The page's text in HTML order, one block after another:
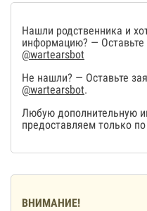
Нашли родственника и
информацию? — Оставьте
@wartearsbot
Не нашли? — Оставьте
@wartearsbot.
Любую дополнительную
предоставляем только
ВНИМАНИЕ!